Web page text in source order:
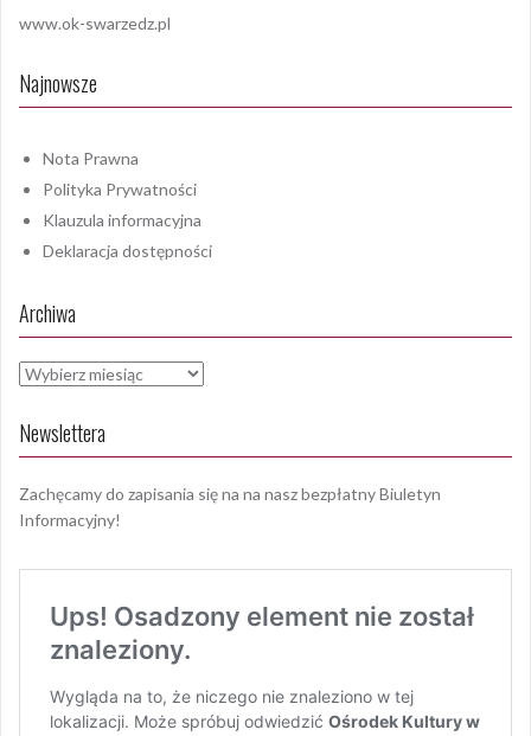
www.ok-swarzedz.pl
Najnowsze
Nota Prawna
Polityka Prywatności
Klauzula informacyjna
Deklaracja dostępności
Archiwa
Archiwa
Newslettera
Zachęcamy do zapisania się na na nasz bezpłatny Biuletyn
Informacyjny!